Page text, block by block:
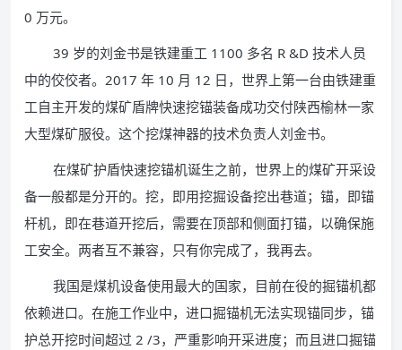
0 万元。
39 岁的刘金书是铁建重工 1100 多名 R &D 技术人员
中的佼佼者。2017 年 10 月 12 日，世界上第一台由铁建重
工自主开发的煤矿盾牌快速挖锚装备成功交付陕西榆林一家
大型煤矿服役。这个挖煤神器的技术负责人刘金书。
在煤矿护盾快速挖锚机诞生之前，世界上的煤矿开采设
备一般都是分开的。挖，即用挖掘设备挖出巷道；锚，即锚
杆机，即在巷道开挖后，需要在顶部和侧面打锚，以确保施
工安全。两者互不兼容，只有你完成了，我再去。
我国是煤机设备使用最大的国家，目前在役的掘锚机都
依赖进口。在施工作业中，进口掘锚机无法实现锚同步，锚
护总开挖时间超过 2 /3，严重影响开采进度；而且进口掘锚